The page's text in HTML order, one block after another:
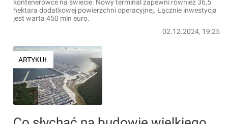
kontenerowce na świecie. Nowy terminal zapewni również 36,5
hektara dodatkowej powierzchni operacyjnej. Łącznie inwestycja
jest warta 450 mln euro.
02.12.2024, 19:25
ARTYKUŁ